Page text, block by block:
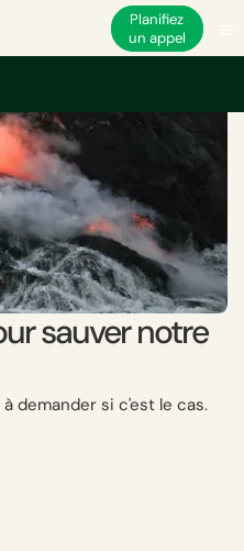
Planifiez
un appel
sauver notre
demander si c'est le cas.